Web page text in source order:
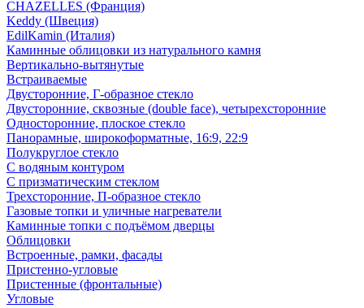
CHAZELLES (Франция)
Keddy (Швеция)
EdilKamin (Италия)
Каминные облицовки из натурального камня
Вертикально-вытянутые
Встраиваемые
Двусторонние, Г-образное стекло
Двусторонние, сквозные (double face), четырехсторонние
Односторонние, плоское стекло
Панорамные, широкоформатные, 16:9, 22:9
Полукруглое стекло
С водяным контуром
С призматическим стеклом
Трехсторонние, П-образное стекло
Газовые топки и уличные нагреватели
Каминные топки с подъёмом дверцы
Облицовки
Встроенные, рамки, фасады
Пристенно-угловые
Пристенные (фронтальные)
Угловые